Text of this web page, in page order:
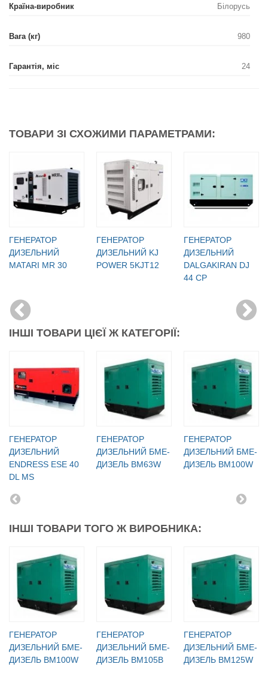
Країна-виробник Білорусь
Вага (кг) 980
Гарантія, міс 24
ТОВАРИ ЗІ СХОЖИМИ ПАРАМЕТРАМИ:
ГЕНЕРАТОР
ДИЗЕЛЬНИЙ
MATARI MR 30
ГЕНЕРАТОР
ДИЗЕЛЬНИЙ KJ
POWER 5KJT12
ГЕНЕРАТОР
ДИЗЕЛЬНИЙ
DALGAKIRAN DJ
44 CP
ІНШІ ТОВАРИ ЦІЄЇ Ж КАТЕГОРІЇ:
ГЕНЕРАТОР
ДИЗЕЛЬНИЙ
ENDRESS ESE 40
DL MS
ГЕНЕРАТОР
ДИЗЕЛЬНИЙ БМЕ-
ДИЗЕЛЬ BM63W
ГЕНЕРАТОР
ДИЗЕЛЬНИЙ БМЕ-
ДИЗЕЛЬ BM100W
ІНШІ ТОВАРИ ТОГО Ж ВИРОБНИКА:
ГЕНЕРАТОР
ДИЗЕЛЬНИЙ БМЕ-
ДИЗЕЛЬ BM100W
ГЕНЕРАТОР
ДИЗЕЛЬНИЙ БМЕ-
ДИЗЕЛЬ BM105B
ГЕНЕРАТОР
ДИЗЕЛЬНИЙ БМЕ-
ДИЗЕЛЬ BM125W